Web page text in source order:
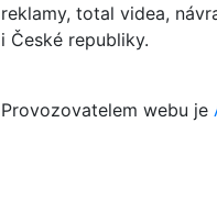
reklamy, total videa,
i České republiky.
Provozovatelem webu je